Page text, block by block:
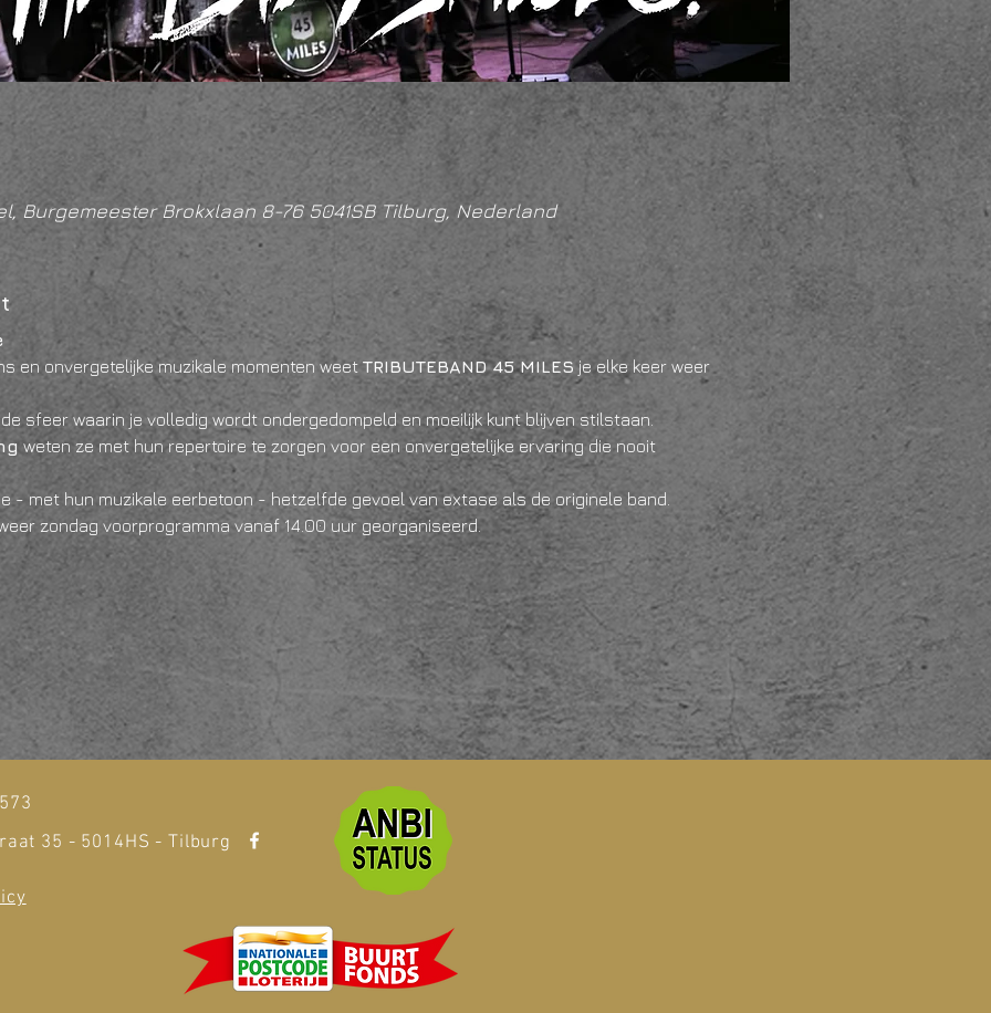
Burgemeester Brokxlaan 8-76 5041SB Tilburg, Nederland
en onvergetelijke muzikale momenten weet TRIBUTEBAND 45 MILES je elke keer weer
sfeer waarin je volledig wordt ondergedompeld en moeilijk kunt blijven stilstaan.
weten ze met hun repertoire te zorgen voor een onvergetelijke ervaring die nooit
- met hun muzikale eerbetoon - hetzelfde gevoel van extase als de originele band.
zondag voorprogramma vanaf 14.00 uur georganiseerd.
35 - 5014HS - Tilburg